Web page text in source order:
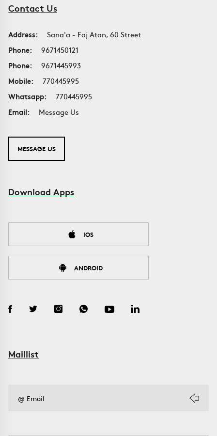
Contact Us
Address:
Sana'a - Faj Atan, 60 Street
Phone:
9671450121
Phone:
9671445993
Mobile:
770445995
Whatsapp:
770445995
Email:
Message Us
MESSAGE US
Download Apps
IOS
ANDROID
Maillist